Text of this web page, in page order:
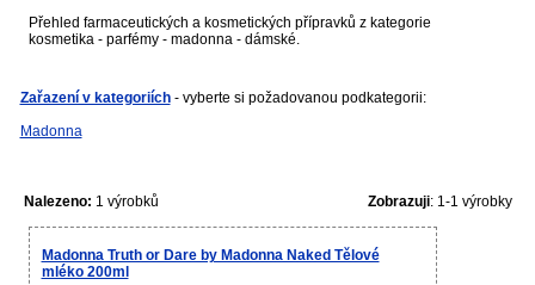
Přehled farmaceutických a kosmetických přípravků z kategorie
kosmetika - parfémy - madonna - dámské.
Zařazení v kategoriích - vyberte si požadovanou podkategorii:
Madonna
Nalezeno: 1 výrobků Zobrazuji: 1-1 výrobky
Madonna Truth or Dare by Madonna Naked Tělové
mléko 200ml